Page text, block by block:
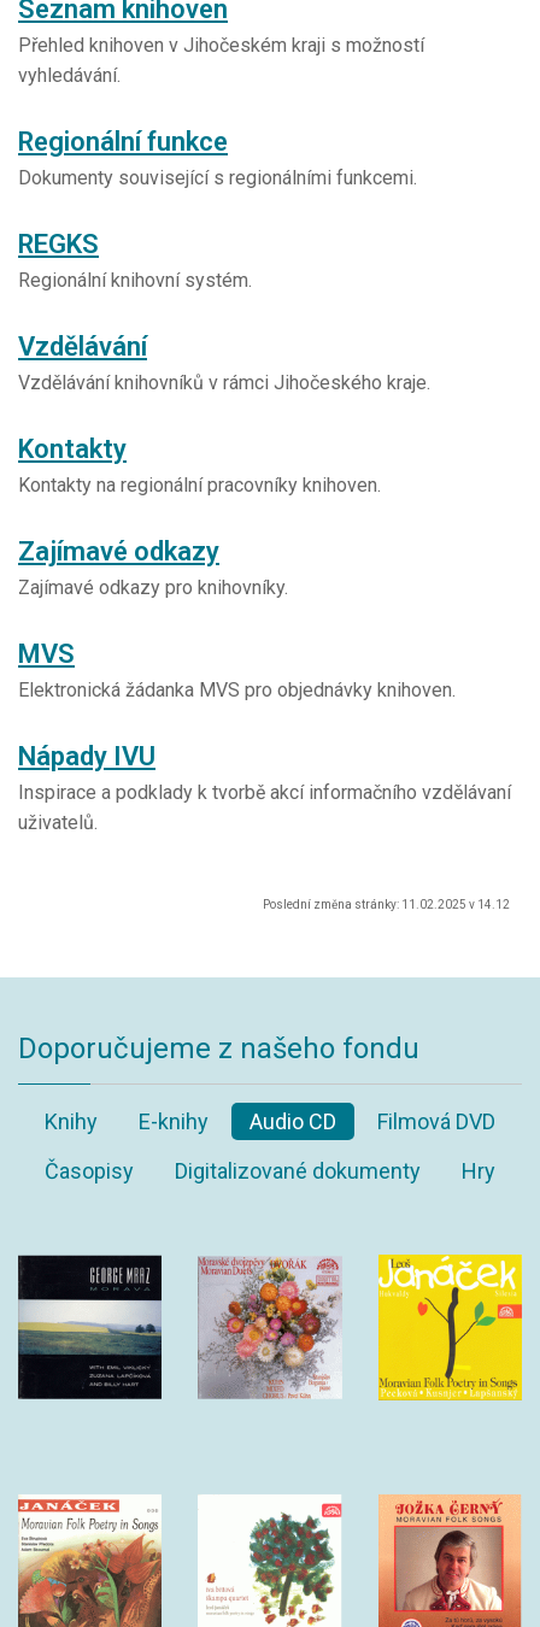
Seznam knihoven
Přehled knihoven v Jihočeském kraji s možností
vyhledávání.
Regionální funkce
Dokumenty související s regionálními funkcemi.
REGKS
Regionální knihovní systém.
Vzdělávání
Vzdělávání knihovníků v rámci Jihočeského kraje.
Kontakty
Kontakty na regionální pracovníky knihoven.
Zajímavé odkazy
Zajímavé odkazy pro knihovníky.
MVS
Elektronická žádanka MVS pro objednávky knihoven.
Nápady IVU
Inspirace a podklady k tvorbě akcí informačního vzdělávaní
uživatelů.
Poslední změna stránky: 11.02.2025 v 14.12
Doporučujeme z našeho fondu
Knihy E-knihy Audio CD
Filmová DVD
Časopisy
Digitalizované dokumenty Hry